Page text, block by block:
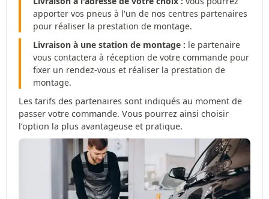
apporter vos pneus à l'un de nos centres partenaires
pour réaliser la prestation de montage.
Livraison à une station de montage : le partenaire
vous contactera à réception de votre commande pour
fixer un rendez-vous et réaliser la prestation de
montage.
Les tarifs des partenaires sont indiqués au moment de
passer votre commande. Vous pourrez ainsi choisir
l’option la plus avantageuse et pratique.